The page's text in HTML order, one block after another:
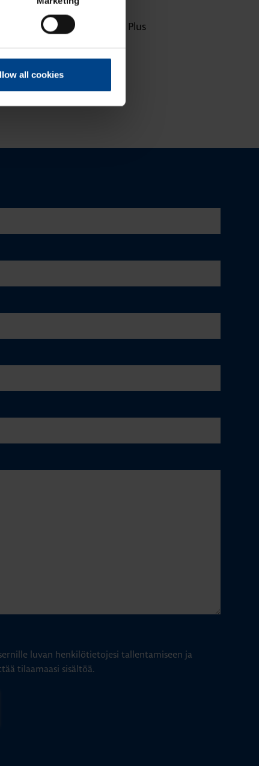
all cookies
Uuden sukupolven domovea Plus
luvan henkilötietojesi tallentamiseen ja
tilaamaasi sisältöä.